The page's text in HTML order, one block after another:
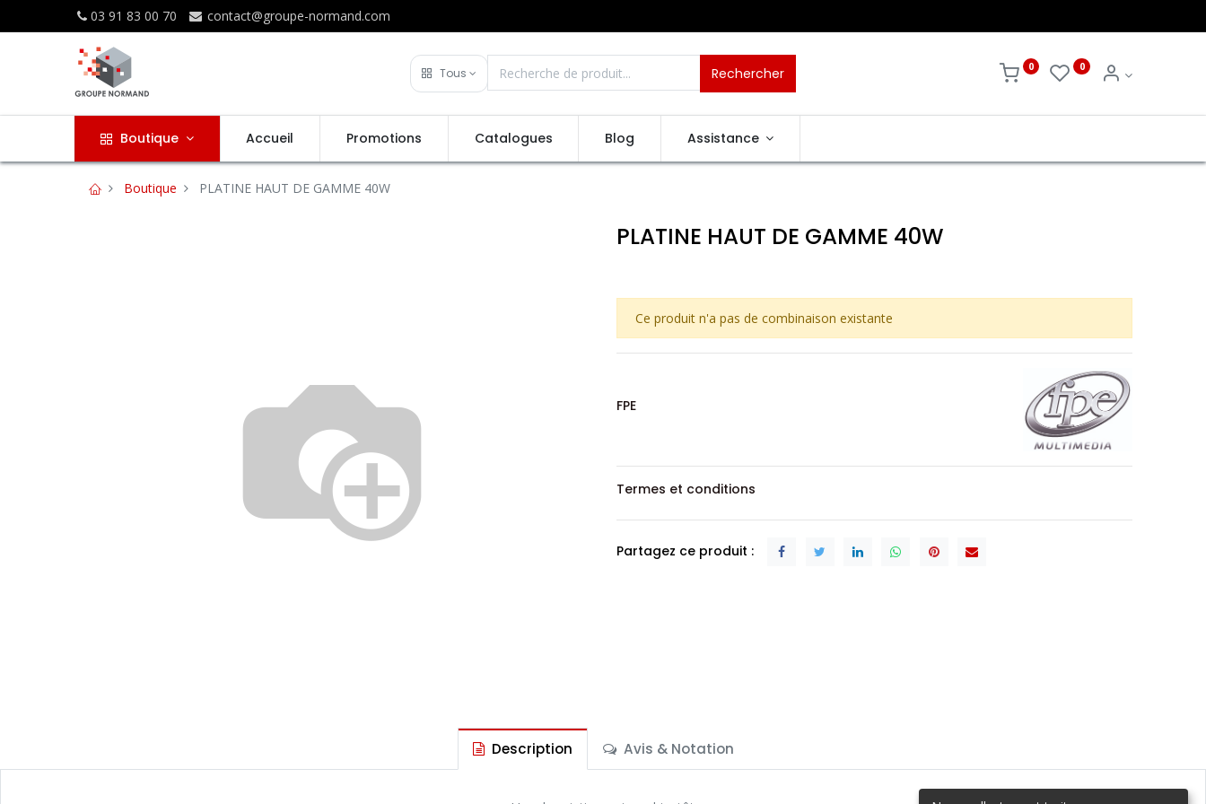
03 91 83 00 70 contact@groupe-normand.com
Tous Rechercher 0 0
Boutique Accueil Promotions Catalogues Blog Assistance
Boutique PLATINE HAUT DE GAMME 40W
PLATINE HAUT DE GAMME 40W
Ce produit n'a pas de combinaison existante
FPE
Termes et conditions
Partagez ce produit :
Description Avis & Notation